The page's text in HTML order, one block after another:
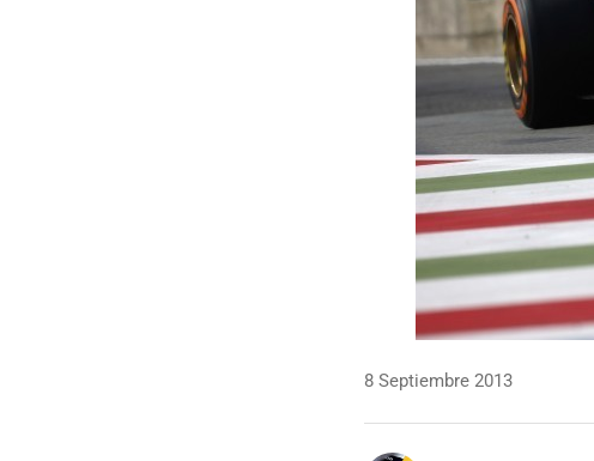
8 Septiembre 2013